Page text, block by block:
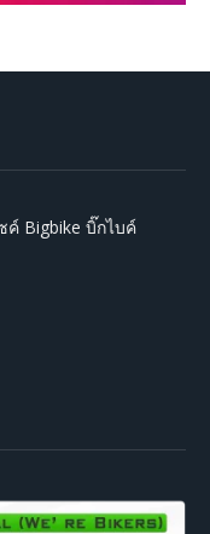
ค์ Bigbike บิ๊กไบค์